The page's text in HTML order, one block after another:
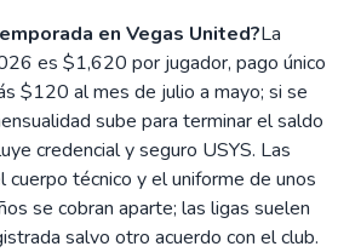
en Vegas United?La
es $1,620 por jugador, pago único
$120 al mes de julio a mayo; si se
sube para terminar el saldo
credencial y seguro USYS. Las
cuerpo técnico y el uniforme de unos
se cobran aparte; las ligas suelen
salvo otro acuerdo con el club.